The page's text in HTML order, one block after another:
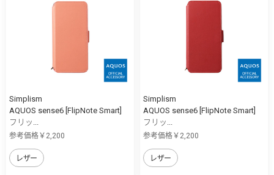
Simplism
AQUOS sense6 [FlipNote Smart]
フリッ...
参考価格￥2,200
レザー
Simplism
AQUOS sense6 [FlipNote Smart]
フリッ...
参考価格￥2,200
レザー